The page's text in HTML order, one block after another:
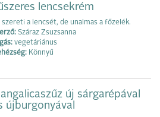
lencsekrém
szereti a lencsét, de unalmas a főzelék.
Száraz Zsuzsanna
vegetáriánus
Könnyű
új sárgarépával
újburgonyával